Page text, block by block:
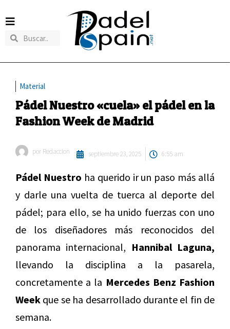
Material
Pádel Nuestro «cuela» el pádel en la
Fashion Week de Madrid
por Redaccion septiembre 23, 2025 6:55 am
Pádel Nuestro ha querido ir un paso más allá
y darle una vuelta de tuerca al deporte del
pádel; para ello, se ha unido fuerzas con uno
de los diseñadores más reconocidos del
panorama internacional, Hannibal Laguna,
llevando la disciplina a la pasarela,
concretamente a la Mercedes Benz Fashion
Week que se ha desarrollado durante el fin de
semana.